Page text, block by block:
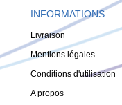
INFORMATIONS
Livraison
Mentions légales
Conditions d'utilisation
A propos